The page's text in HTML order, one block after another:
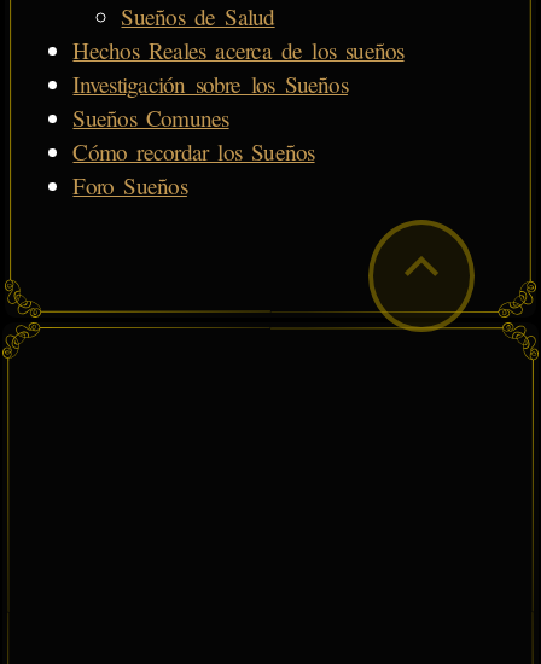
Sueños de Salud
Hechos Reales acerca de los sueños
Investigación sobre los Sueños
Sueños Comunes
Cómo recordar los Sueños
Foro Sueños